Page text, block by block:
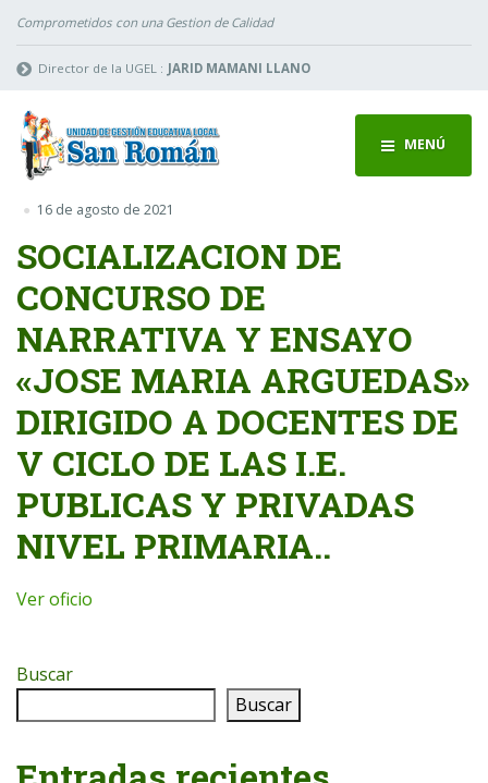
Comprometidos con una Gestion de Calidad
Director de la UGEL : JARID MAMANI LLANO
MENÚ
16 de agosto de 2021
SOCIALIZACION DE
CONCURSO DE
NARRATIVA Y ENSAYO
«JOSE MARIA ARGUEDAS»
DIRIGIDO A DOCENTES DE
V CICLO DE LAS I.E.
PUBLICAS Y PRIVADAS
NIVEL PRIMARIA..
Ver oficio
Buscar
Buscar